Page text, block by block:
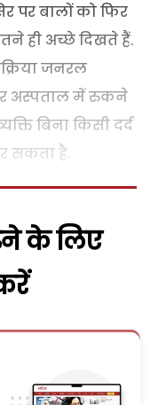
पर बालों को फिर
ही अच्छे दिखते हैं.
जनरल
अस्पताल में रुकने
बिना किसी दर्द
सकता है.
के लिए